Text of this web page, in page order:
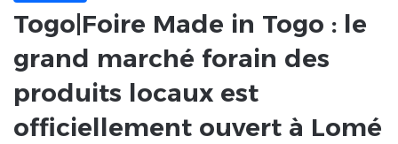
Togo|Foire Made in Togo : le
grand marché forain des
produits locaux est
officiellement ouvert à Lomé